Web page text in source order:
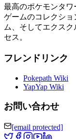
最高のポケモンタ
ゲームのコレクシ
ム、そしてエクス
セス。
フレンドリンク
Pokepath Wiki
YapYap Wiki
お問い合わせ
[email protected]